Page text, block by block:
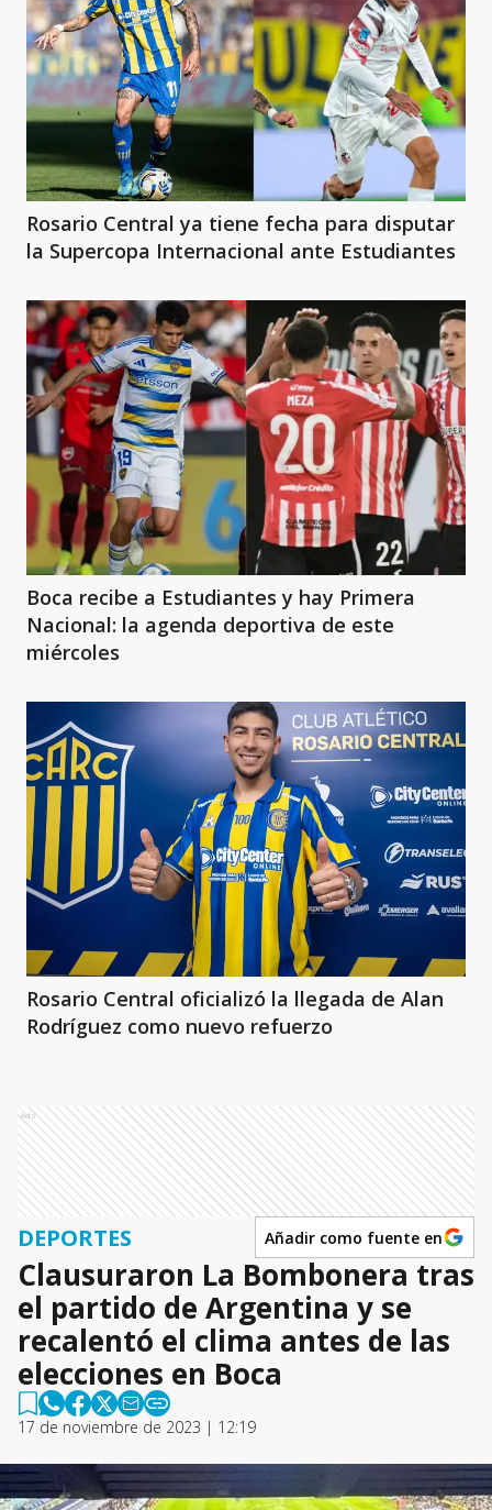
Rosario Central ya tiene fecha para disputar
la Supercopa Internacional ante Estudiantes
Boca recibe a Estudiantes y hay Primera
Nacional: la agenda deportiva de este
miércoles
Rosario Central oficializó la llegada de Alan
Rodríguez como nuevo refuerzo
Ads
DEPORTES Añadir como fuente en
Clausuraron La Bombonera tras
el partido de Argentina y se
recalentó el clima antes de las
elecciones en Boca
17 de noviembre de 2023 | 12:19